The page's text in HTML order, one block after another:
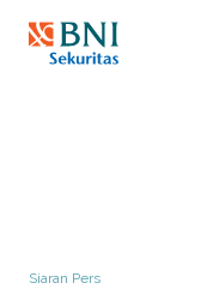
Siaran Pers